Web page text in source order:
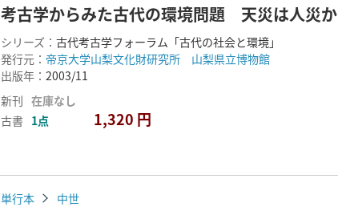
考古学からみた古代の環境問題 天災は人災か
シリーズ： 古代考古学フォーラム「古代の社会と環境」
発行元： 帝京大学山梨文化財研究所 山梨県立博物館
出版年： 2003/11
新刊 在庫なし
古書 1点 1,320 円
単行本 中世